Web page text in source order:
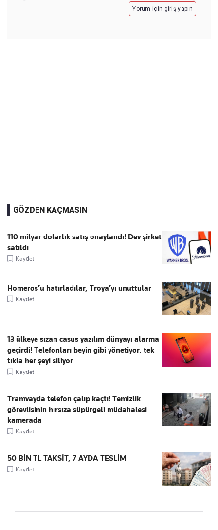
Yorum için giriş yapın
GÖZDEN KAÇMASIN
110 milyar dolarlık satış onaylandı! Dev şirket
satıldı
Kaydet
Homeros’u hatırladılar, Troya’yı unuttular
Kaydet
13 ülkeye sızan casus yazılım dünyayı alarma
geçirdi! Telefonları beyin gibi yönetiyor, tek
tıkla her şeyi siliyor
Kaydet
Tramvayda telefon çalıp kaçtı! Temizlik
görevlisinin hırsıza süpürgeli müdahalesi
kamerada
Kaydet
50 BİN TL TAKSİT, 7 AYDA TESLİM
Kaydet